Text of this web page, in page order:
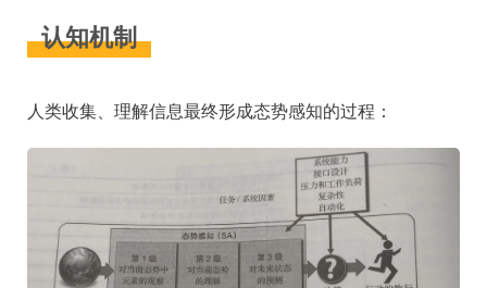
认知机制
人类收集、理解信息最终形成态势感知的过程：